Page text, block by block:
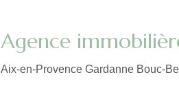
Agence
Aix-en-Provence Gardanne Bouc-